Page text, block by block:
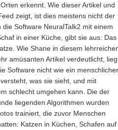
erkennt. Wie dieser Artikel und
zeigt, ist dies meistens nicht der
die Software NeuralTalk2 mit einem
in einer Küche, gibt sie aus: Das
Wie Shane in diesem
amüsanten Artikel verdeutlicht,
Software nicht wie ein menschlicher
was sie sieht, und mit
schlecht umgehen kann. Die der
liegenden Algorithmen wurden
trainiert, die zuvor Menschen
Katzen in Küchen, Schafen auf